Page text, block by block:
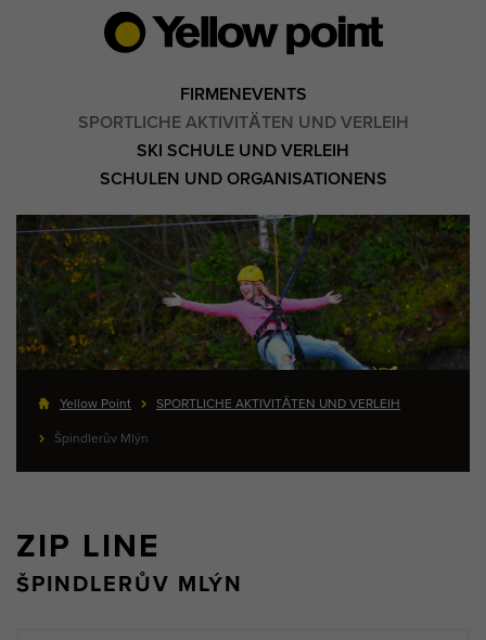
FIRMENEVENTS
SPORTLICHE AKTIVITÄTEN UND VERLEIH
SKI SCHULE UND VERLEIH
SCHULEN UND ORGANISATIONENS
Yellow Point SPORTLICHE AKTIVITÄTEN UND VERLEIH
Špindlerův Mlýn
ZIP LINE
ŠPINDLERŮV MLÝN